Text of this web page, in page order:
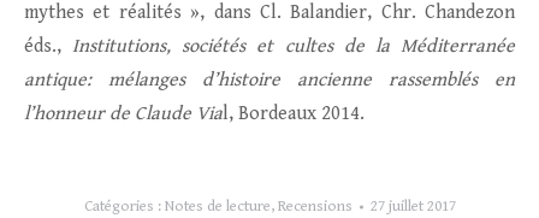
mythes et réalités », dans Cl. Balandier, Chr. Chandezon
éds.,Institutions, sociétés et cultes de la Méditerranée
antique: mélanges d’histoire ancienne rassemblés en
l’honneur de Claude Vial, Bordeaux 2014.
Catégories : Notes de lecture, Recensions 27 juillet 2017